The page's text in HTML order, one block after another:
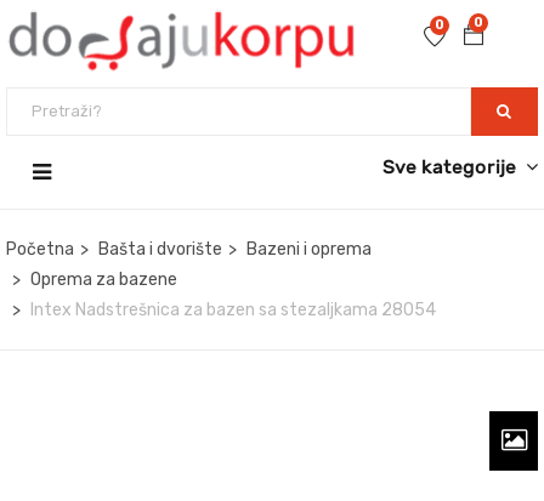
0
0
Sve kategorije
Početna Bašta i dvorište
Bazeni i oprema
Oprema za bazene
Intex Nadstrešnica za bazen sa stezaljkama 28054